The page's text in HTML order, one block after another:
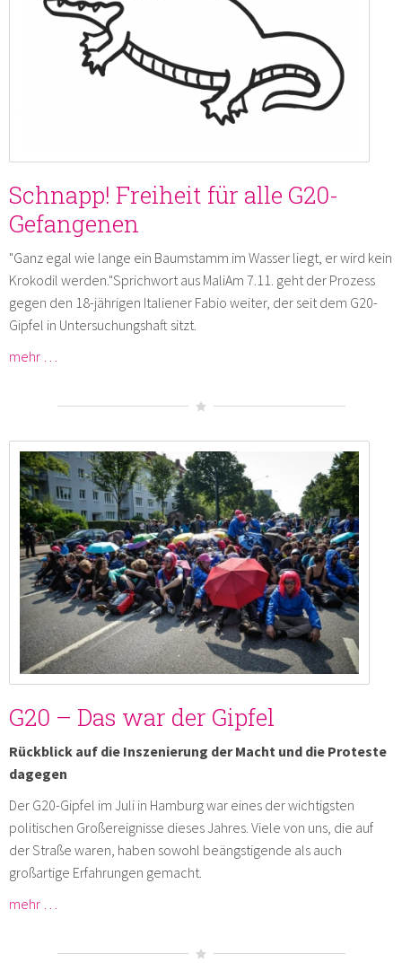
Schnapp! Freiheit für alle G20-
Gefangenen
"Ganz egal wie lange ein Baumstamm im Wasser liegt, er wird kein
Krokodil werden."Sprichwort aus MaliAm 7.11. geht der Prozess
gegen den 18-jährigen Italiener Fabio weiter, der seit dem G20-
Gipfel in Untersuchungshaft sitzt.
mehr …
G20 – Das war der Gipfel
Rückblick auf die Inszenierung der Macht und die Proteste
dagegen
Der G20-Gipfel im Juli in Hamburg war eines der wichtigsten
politischen Großereignisse dieses Jahres. Viele von uns, die auf
der Straße waren, haben sowohl beängstigende als auch
großartige Erfahrungen gemacht.
mehr …